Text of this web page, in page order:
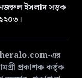
নজরুল ইসলাম সড়ক
এর
প্রকাশক কর্তৃক